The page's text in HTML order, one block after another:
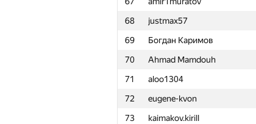
68
justmax57
69
Богдан Каримов
70
Ahmad Mamdouh
71
aloo1304
72
eugene-kvon
73
kaimakov.kirill
Participant